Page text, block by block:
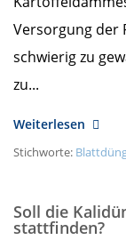
Versorgung der
schwierig zu
zu...
Weiterlesen
Stichworte:
Soll die
stattfinden?